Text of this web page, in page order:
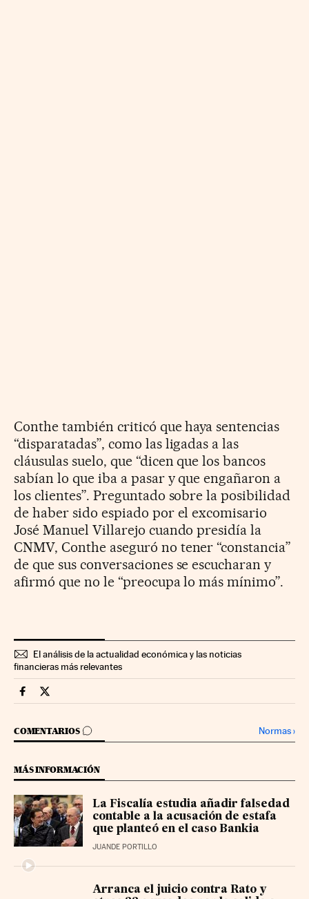
Conthe también criticó que haya sentencias
“disparatadas”, como las ligadas a las
cláusulas suelo, que “dicen que los bancos
sabían lo que iba a pasar y que engañaron a
los clientes”. Preguntado sobre la posibilidad
de haber sido espiado por el excomisario
José Manuel Villarejo cuando presidía la
CNMV, Conthe aseguró no tener “constancia”
de que sus conversaciones se escucharan y
afirmó que no le “preocupa lo más mínimo”.
El análisis de la actualidad económica y las noticias
financieras más relevantes
Companias Cinco Días en Facebook
Companias Cinco Días en Twitter
COMENTARIOS
IR A LOS COMENTARIOS Normas›
MÁS INFORMACIÓN
La Fiscalía estudia añadir falsedad
contable a la acusación de estafa
que planteó en el caso Bankia
JUANDE PORTILLO
Arranca el juicio contra Rato y